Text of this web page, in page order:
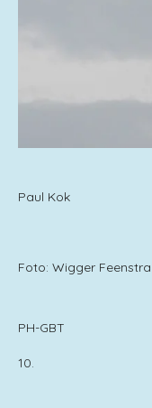
Paul Kok
Foto: Wigger Feenstra
PH-GBT
10.